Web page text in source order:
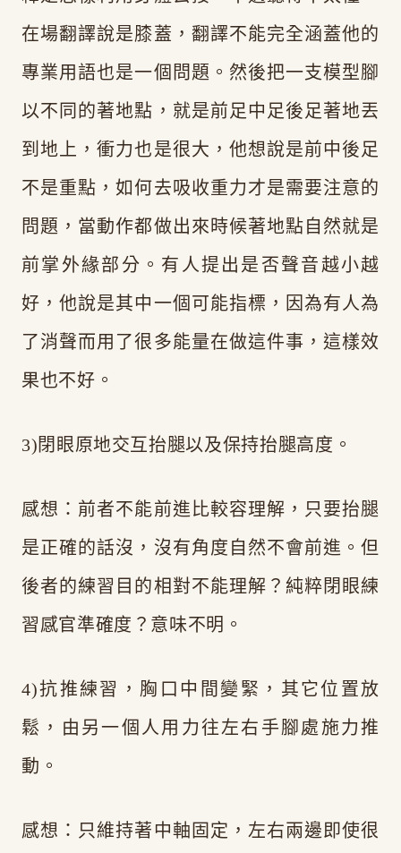
在場翻譯說是膝蓋，翻譯不能完全涵蓋他的
專業用語也是一個問題。然後把一支模型腳
以不同的著地點，就是前足中足後足著地丟
到地上，衝力也是很大，他想說是前中後足
不是重點，如何去吸收重力才是需要注意的
問題，當動作都做出來時候著地點自然就是
前掌外緣部分。有人提出是否聲音越小越
好，他說是其中一個可能指標，因為有人為
了消聲而用了很多能量在做這件事，這樣效
果也不好。
3)閉眼原地交互抬腿以及保持抬腿高度。
感想：前者不能前進比較容理解，只要抬腿
是正確的話沒，沒有角度自然不會前進。但
後者的練習目的相對不能理解？純粹閉眼練
習感官準確度？意味不明。
4)抗推練習，胸口中間變緊，其它位置放
鬆，由另一個人用力往左右手腳處施力推
動。
感想：只維持著中軸固定，左右兩邊即使很